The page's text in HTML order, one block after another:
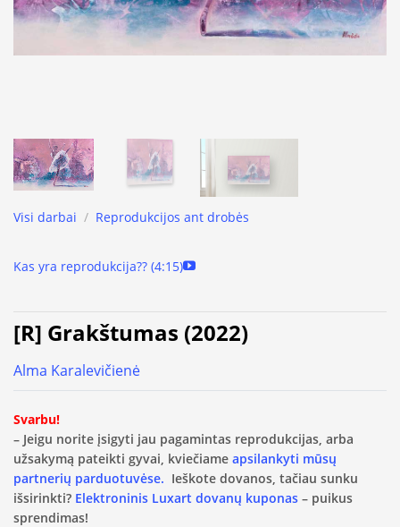
Visi darbai / Reprodukcijos ant drobės
Kas yra reprodukcija?? (4:15)
[R] Grakštumas (2022)
Alma Karalevičienė
Svarbu!
– Jeigu norite įsigyti jau pagamintas reprodukcijas, arba
užsakymą pateikti gyvai, kviečiame apsilankyti mūsų
partnerių parduotuvėse. Ieškote dovanos, tačiau sunku
išsirinkti? Elektroninis Luxart dovanų kuponas – puikus
sprendimas!